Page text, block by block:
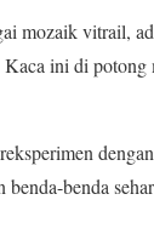
mozaik vitrail,
ini di
benda